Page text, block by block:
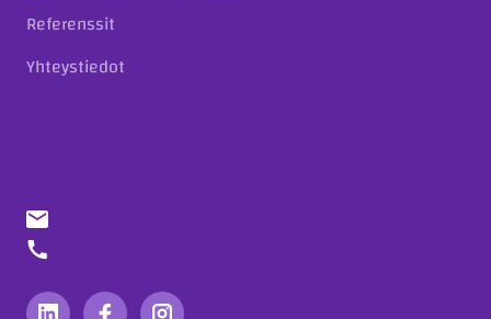
Referenssit
Yhteystiedot